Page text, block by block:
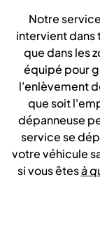
Notre
intervient dans
que dans les
équipé pour
l'enlèvement
que soit
dépanneuse
service se
votre véhicule
si vous êtesà